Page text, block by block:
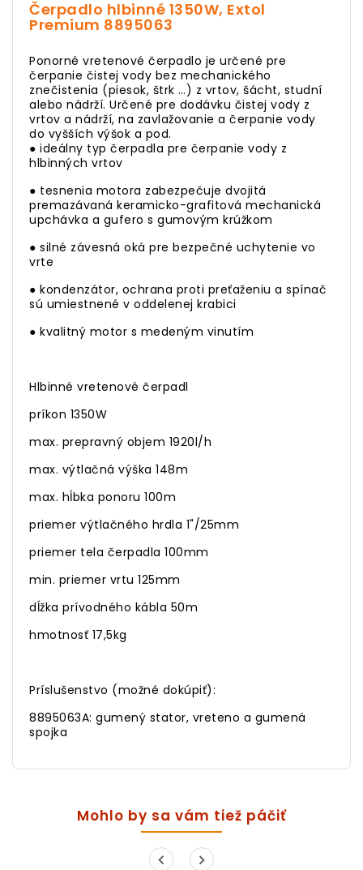
Čerpadlo hlbinné 1350W, Extol
Premium 8895063
Ponorné vretenové čerpadlo je určené pre
čerpanie čistej vody bez mechanického
znečistenia (piesok, štrk …) z vrtov, šácht, studní
alebo nádrží. Určené pre dodávku čistej vody z
vrtov a nádrží, na zavlažovanie a čerpanie vody
do vyšších výšok a pod.
● ideálny typ čerpadla pre čerpanie vody z
hlbinných vrtov
● tesnenia motora zabezpečuje dvojitá
premazávaná keramicko-grafitová mechanická
upchávka a gufero s gumovým krúžkom
● silné závesná oká pre bezpečné uchytenie vo
vrte
● kondenzátor, ochrana proti preťaženiu a spínač
sú umiestnené v oddelenej krabici
● kvalitný motor s medeným vinutím
Hlbinné vretenové čerpadl
príkon 1350W
max. prepravný objem 1920l/h
max. výtlačná výška 148m
max. hĺbka ponoru 100m
priemer výtlačného hrdla 1"/25mm
priemer tela čerpadla 100mm
min. priemer vrtu 125mm
dĺžka prívodného kábla 50m
hmotnosť 17,5kg
Príslušenstvo (možné dokúpiť):
8895063A: gumený stator, vreteno a gumená
spojka
Mohlo by sa vám tiež páčiť